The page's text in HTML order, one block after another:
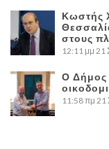
Κωστής
στους
12:11 μμ 21
Ο Δήμος
11:58 πμ 21